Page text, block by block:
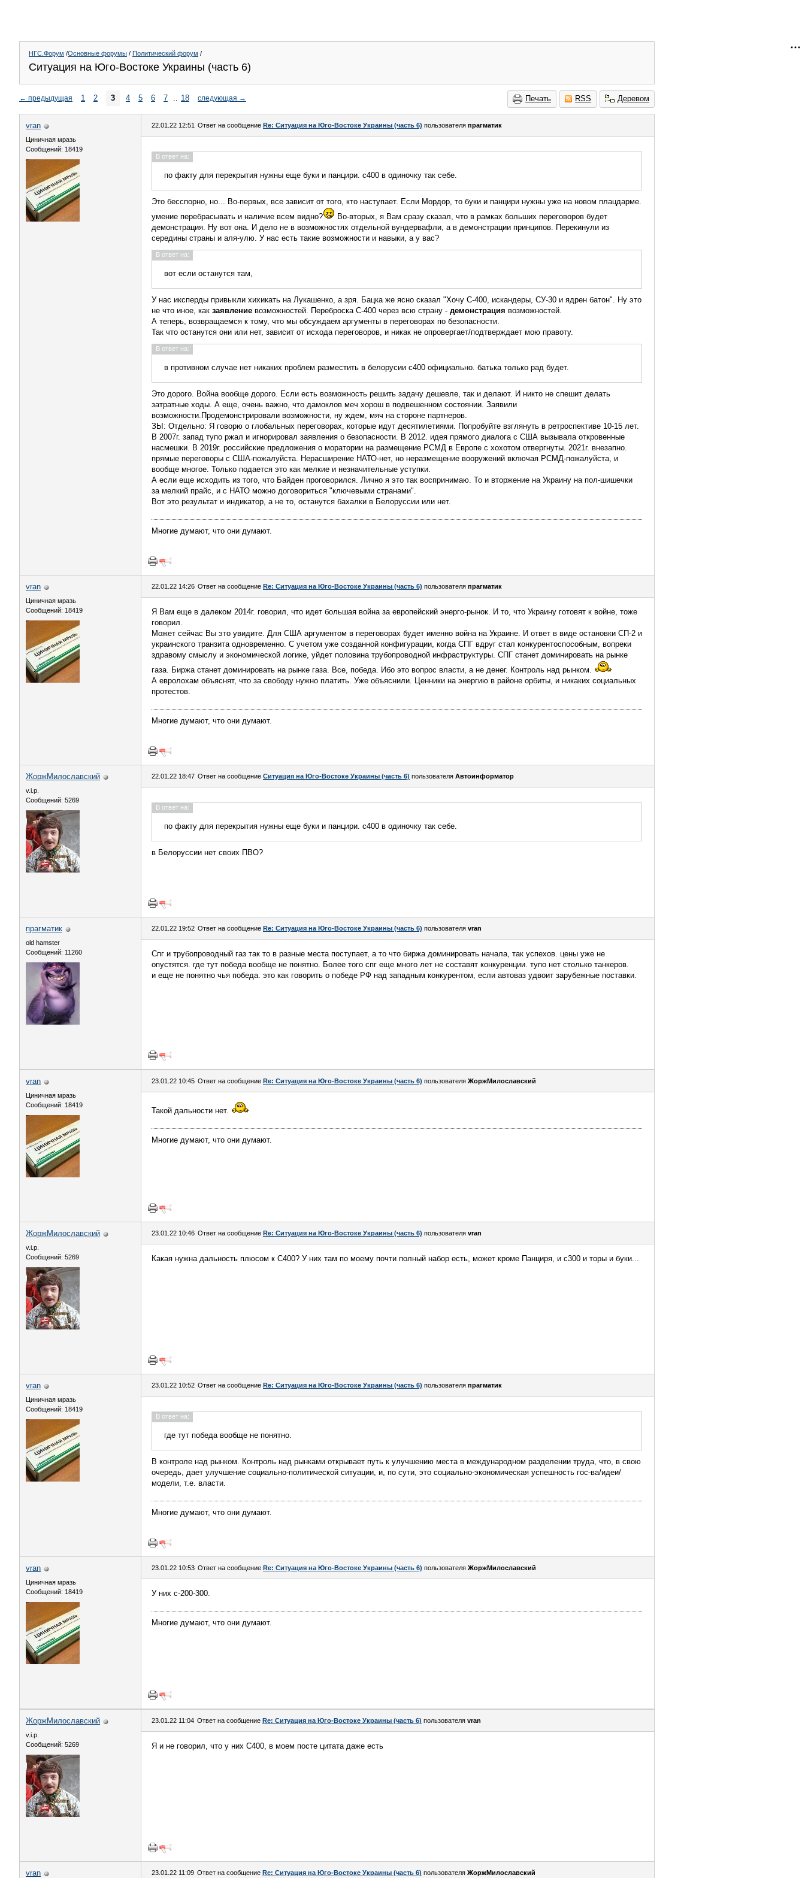
НГС.Форум /Основные форумы / Политический форум /
Ситуация на Юго-Востоке Украины (часть 6)
Печать RSS Деревом
← предыдущая 1 2 3 4 5 6 7 .. 18 следующая →
vran
Циничная мразь
Сообщений: 18419
22.01.22 12:51 Ответ на сообщение Re: Ситуация на Юго-Востоке Украины (часть 6) пользователя прагматик
В ответ на:
по факту для перекрытия нужны еще буки и панцири. с400 в одиночку так себе.
Это бесспорно, но... Во-первых, все зависит от того, кто наступает. Если Мордор, то буки и панцири нужны уже на новом плацдарме.
умение перебрасывать и наличие всем видно?
Во-вторых, я Вам сразу сказал, что в рамках больших переговоров будет
демонстрация. Ну вот она. И дело не в возможностях отдельной вундервафли, а в демонстрации принципов. Перекинули из
середины страны и аля-улю. У нас есть такие возможности и навыки, а у вас?
В ответ на:
вот если останутся там,
У нас иксперды привыкли хихикать на Лукашенко, а зря. Бацка же ясно сказал "Хочу С-400, искандеры, СУ-30 и ядрен батон". Ну это
не что иное, как заявление возможностей. Переброска С-400 через всю страну - демонстрация возможностей.
А теперь, возвращаемся к тому, что мы обсуждаем аргументы в переговорах по безопасности.
Так что останутся они или нет, зависит от исхода переговоров, и никак не опровергает/подтверждает мою правоту.
В ответ на:
в противном случае нет никаких проблем разместить в белорусии с400 официально. батька только рад будет.
Это дорого. Война вообще дорого. Если есть возможность решить задачу дешевле, так и делают. И никто не спешит делать
затратные ходы. А еще, очень важно, что дамоклов меч хорош в подвешенном состоянии. Заявили
возможности.Продемонстрировали возможности, ну ждем, мяч на стороне партнеров.
ЗЫ: Отдельно: Я говорю о глобальных переговорах, которые идут десятилетиями. Попробуйте взглянуть в ретроспективе 10-15 лет.
В 2007г. запад тупо ржал и игнорировал заявления о безопасности. В 2012. идея прямого диалога с США вызывала откровенные
насмешки. В 2019г. российские предложения о моратории на размещение РСМД в Европе с хохотом отвергнуты. 2021г. внезапно.
прямые переговоры с США-пожалуйста. Нерасширение НАТО-нет, но неразмещение вооружений включая РСМД-пожалуйста, и
вообще многое. Только подается это как мелкие и незначительные уступки.
А если еще исходить из того, что Байден проговорился. Лично я это так воспринимаю. То и вторжение на Украину на пол-шишечки
за мелкий прайс, и с НАТО можно договориться "ключевыми странами".
Вот это результат и индикатор, а не то, останутся бахалки в Белоруссии или нет.
Многие думают, что они думают.
vran
Циничная мразь
Сообщений: 18419
22.01.22 14:26 Ответ на сообщение Re: Ситуация на Юго-Востоке Украины (часть 6) пользователя прагматик
Я Вам еще в далеком 2014г. говорил, что идет большая война за европейский энерго-рынок. И то, что Украину готовят к войне, тоже
говорил.
Может сейчас Вы это увидите. Для США аргументом в переговорах будет именно война на Украине. И ответ в виде остановки СП-2 и
украинского транзита одновременно. С учетом уже созданной конфигурации, когда СПГ вдруг стал конкурентоспособным, вопреки
здравому смыслу и экономической логике, уйдет половина трубопроводной инфраструктуры. СПГ станет доминировать на рынке
газа. Биржа станет доминировать на рынке газа. Все, победа. Ибо это вопрос власти, а не денег. Контроль над рынком.
А евролохам объяснят, что за свободу нужно платить. Уже объяснили. Ценники на энергию в районе орбиты, и никаких социальных
протестов.
Многие думают, что они думают.
ЖоржМилославский
v.i.p.
Сообщений: 5269
22.01.22 18:47 Ответ на сообщение Ситуация на Юго-Востоке Украины (часть 6) пользователя Автоинформатор
В ответ на:
по факту для перекрытия нужны еще буки и панцири. с400 в одиночку так себе.
в Белоруссии нет своих ПВО?
прагматик
old hamster
Сообщений: 11260
22.01.22 19:52 Ответ на сообщение Re: Ситуация на Юго-Востоке Украины (часть 6) пользователя vran
Спг и трубопроводный газ так то в разные места поступает, а то что биржа доминировать начала, так успехов. цены уже не
опустятся. где тут победа вообще не понятно. Более того спг еще много лет не составят конкуренции. тупо нет столько танкеров.
и еще не понятно чья победа. это как говорить о победе РФ над западным конкурентом, если автоваз удвоит зарубежные поставки.
vran
Циничная мразь
Сообщений: 18419
23.01.22 10:45 Ответ на сообщение Re: Ситуация на Юго-Востоке Украины (часть 6) пользователя ЖоржМилославский
Такой дальности нет.
Многие думают, что они думают.
ЖоржМилославский
v.i.p.
Сообщений: 5269
23.01.22 10:46 Ответ на сообщение Re: Ситуация на Юго-Востоке Украины (часть 6) пользователя vran
Какая нужна дальность плюсом к С400? У них там по моему почти полный набор есть, может кроме Панциря, и с300 и торы и буки...
vran
Циничная мразь
Сообщений: 18419
23.01.22 10:52 Ответ на сообщение Re: Ситуация на Юго-Востоке Украины (часть 6) пользователя прагматик
В ответ на:
где тут победа вообще не понятно.
В контроле над рынком. Контроль над рынками открывает путь к улучшению места в международном разделении труда, что, в свою
очередь, дает улучшение социально-политической ситуации, и, по сути, это социально-экономическая успешность гос-ва/идеи/
модели, т.е. власти.
Многие думают, что они думают.
vran
Циничная мразь
Сообщений: 18419
23.01.22 10:53 Ответ на сообщение Re: Ситуация на Юго-Востоке Украины (часть 6) пользователя ЖоржМилославский
У них с-200-300.
Многие думают, что они думают.
ЖоржМилославский
v.i.p.
Сообщений: 5269
23.01.22 11:04 Ответ на сообщение Re: Ситуация на Юго-Востоке Украины (часть 6) пользователя vran
Я и не говорил, что у них С400, в моем посте цитата даже есть
vran 23.01.22 11:09 Ответ на сообщение Re: Ситуация на Юго-Востоке Украины (часть 6) пользователя ЖоржМилославский